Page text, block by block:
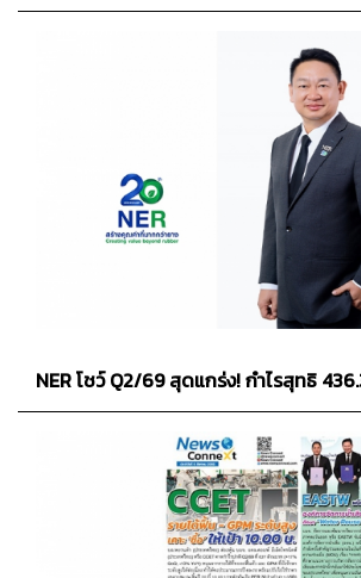
NER โชว์ Q2/69 สุดแกร่ง! กำไรสุทธิ